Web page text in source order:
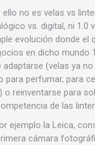
ello no es velas vs
vs. digital, ni 1.0
evolución donde el
en dicho mundo
adaptarse (velas ya
para perfumar, para
o reinventarse para
de las
ejemplo la Leica,
cámara